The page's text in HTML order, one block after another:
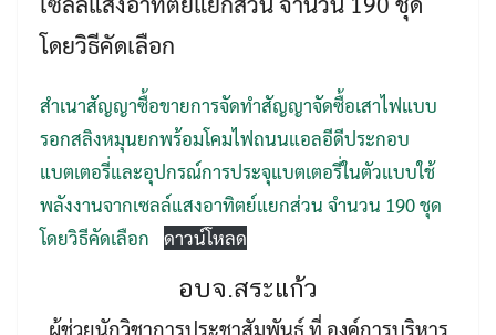
for:
Search
โดยวิธีคัดเลือก
สำเนาสัญญาซื้อขายการจัดทำสัญญาจัดซื้อเสาไฟแบบ
รอกสลิงหมุนยกพร้อมโคมไฟถนนแอลอีดีประกอบ
แบตเตอรี่และอุปกรณ์การประจุแบตเตอรี่ในตัวแบบใช้
พลังงานจากเซลล์แสงอาทิตย์แยกส่วน จำนวน 190 ชุด
โดยวิธีคัดเลือก
ดาวน์โหลด
อบจ.สระแก้ว
ผู้ช่วยนักวิชาการประชาสัมพันธ์ ที่ องค์การบริหาร